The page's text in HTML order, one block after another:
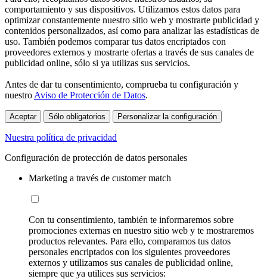
comportamiento y sus dispositivos. Utilizamos estos datos para
optimizar constantemente nuestro sitio web y mostrarte publicidad y
contenidos personalizados, así como para analizar las estadísticas de
uso. También podemos comparar tus datos encriptados con
proveedores externos y mostrarte ofertas a través de sus canales de
publicidad online, sólo si ya utilizas sus servicios.
Antes de dar tu consentimiento, comprueba tu configuración y
nuestro Aviso de Protección de Datos.
Aceptar Sólo obligatorios Personalizar la configuración
Nuestra política de privacidad
Configuración de protección de datos personales
Marketing a través de customer match
Con tu consentimiento, también te informaremos sobre
promociones externas en nuestro sitio web y te mostraremos
productos relevantes. Para ello, comparamos tus datos
personales encriptados con los siguientes proveedores
externos y utilizamos sus canales de publicidad online,
siempre que ya utilices sus servicios: